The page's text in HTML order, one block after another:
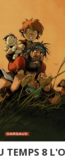
TEMPS 8